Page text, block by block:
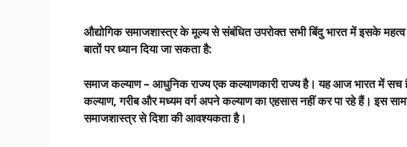
औद्योगिक समाजशास्त्र के मूल्य से संबंधित उपरोक्त सभी बिंदु भारत में इसके
बातों पर ध्यान दिया जा सकता है:
समाज कल्याण– आधुनिक राज्य एक कल्याणकारी राज्य है। यह आज भारत में सच
कल्याण,गरीब और मध्यम वर्ग अपने कल्याण का एहसास नहीं कर पा रहे हैं। इस
समाजशास्त्र से दिशा की आवश्यकता है।